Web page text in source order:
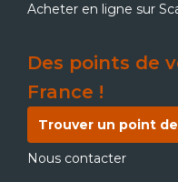
Acheter en ligne sur
Des points de
France !
Trouver un point
Nous contacter